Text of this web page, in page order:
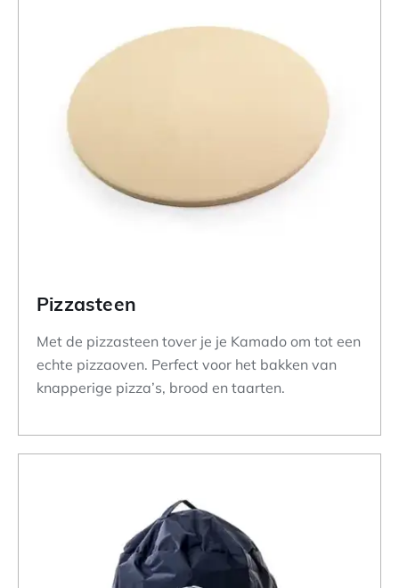
Pizzasteen
Met de pizzasteen tover je je Kamado om tot een
echte pizzaoven. Perfect voor het bakken van
knapperige pizza’s, brood en taarten.